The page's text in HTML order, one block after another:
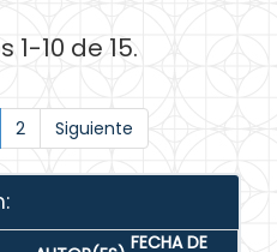
1-10 de 15.
2 Siguiente
FECHA DE